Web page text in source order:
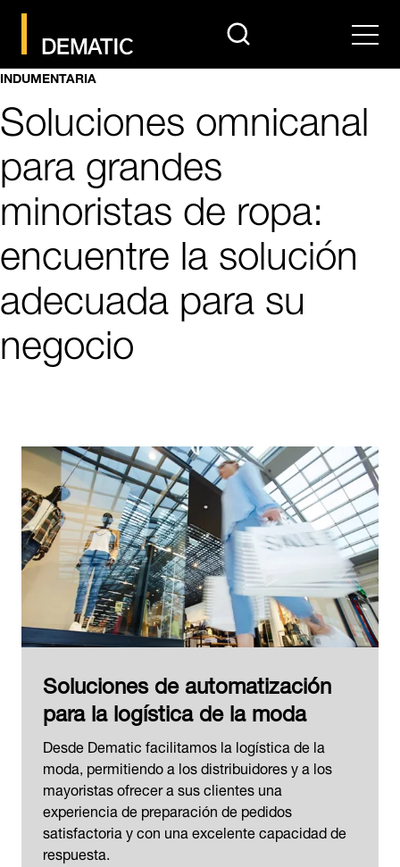
search Menu
INDUMENTARIA
Soluciones omnicanal
para grandes
minoristas de ropa:
encuentre la solución
adecuada para su
negocio
Soluciones de automatización
para la logística de la moda
Desde Dematic facilitamos la logística de la
moda, permitiendo a los distribuidores y a los
mayoristas ofrecer a sus clientes una
experiencia de preparación de pedidos
satisfactoria y con una excelente capacidad de
respuesta.